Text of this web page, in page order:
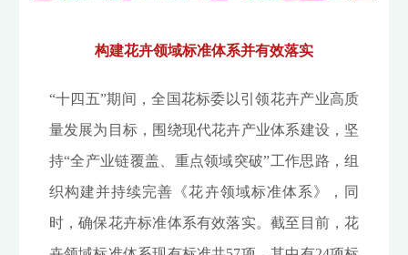
构建花卉领域标准体系并有效落实
“十四五”期间，全国花标委以引领花卉产业高质
量发展为目标，围绕现代花卉产业体系建设，坚
持“全产业链覆盖、重点领域突破”工作思路，组
织构建并持续完善《花卉领域标准体系》，同
时，确保花卉标准体系有效落实。截至目前，花